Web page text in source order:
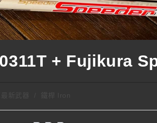
+ Fujikura
鐵桿 Iron